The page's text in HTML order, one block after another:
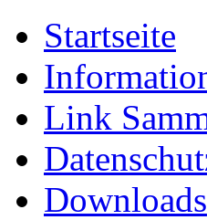
Startseite
Link
Downloads